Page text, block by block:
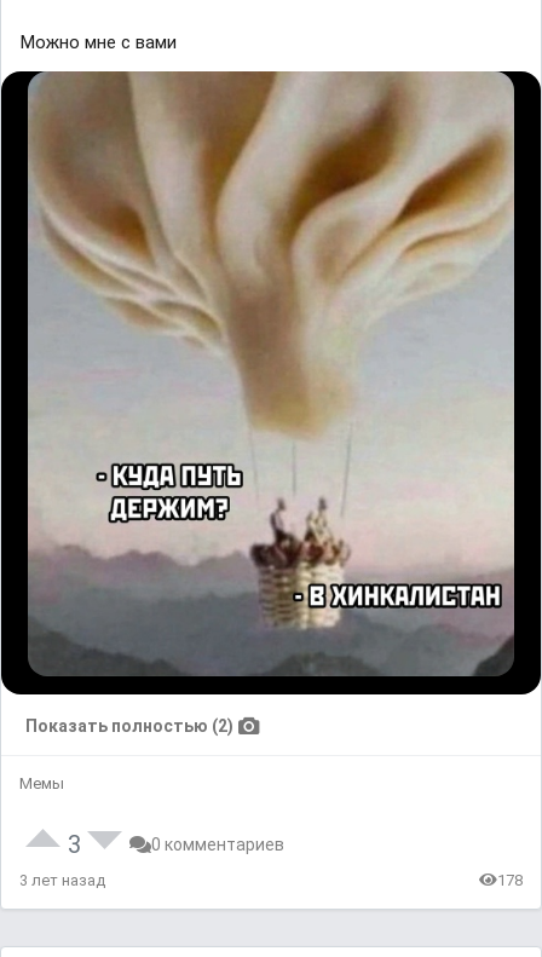
Moжнo мне с вaᴍи
Показать полностью (2)
Мемы
3 0 комментариев
3 лет назад 178